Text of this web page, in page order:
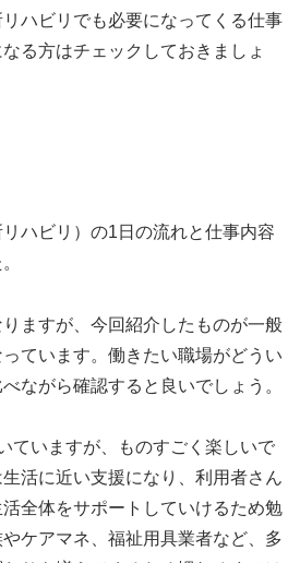
ハビリでも必要になってくる仕事
る方はチェックしておきましょ
ハビリ）の1日の流れと仕事内容
ますが、今回紹介したものが一般
ています。働きたい職場がどうい
ながら確認すると良いでしょう。
ていますが、ものすごく楽しいで
活に近い支援になり、利用者さん
全体をサポートしていけるため勉
ケアマネ、福祉用具業者など、多